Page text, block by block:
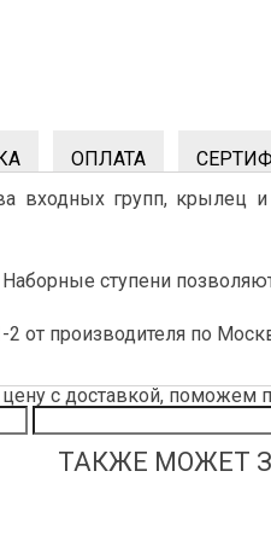
ОПЛАТА
входных групп, крылец
ступени
от производителя по
с доставкой, поможем
ТАКЖЕ МОЖЕТ